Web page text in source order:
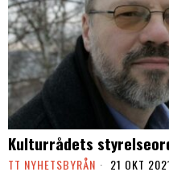
Kulturrådets
TT NYHETSBYRÅN 21 OKT